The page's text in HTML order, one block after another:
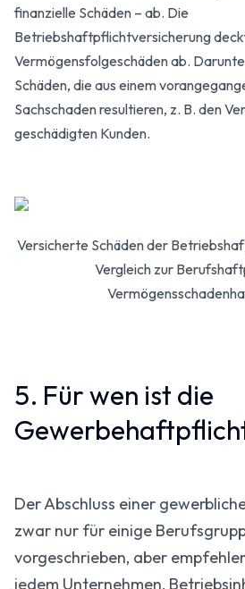
finanzielle Schäden – ab. Die
Betriebshaftpflichtversicherung
Vermögensfolgeschäden ab.
Schäden, die aus einem
Sachschaden resultieren, z. B. den
geschädigten Kunden.
Versicherte Schäden der
Vergleich zur
5. Für wen ist die
Der Abschluss einer
zwar nur für einige
vorgeschrieben, aber
jedem Unternehmen,